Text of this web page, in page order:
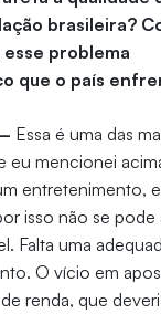
brasileira?
problema
que o país
Essa é uma das
eu mencionei
entretenimento,
isso não se pode
Falta uma
O vício em
renda, que